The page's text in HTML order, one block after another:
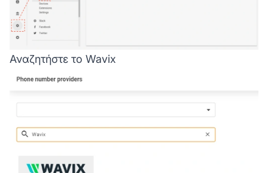
Αναζητήστε το Wavix